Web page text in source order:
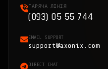
ГАРЯЧА ЛІНІЯ
(093) 05 55 744
EMAIL SUPPORT
support@axonix.com
DIRECT CHAT